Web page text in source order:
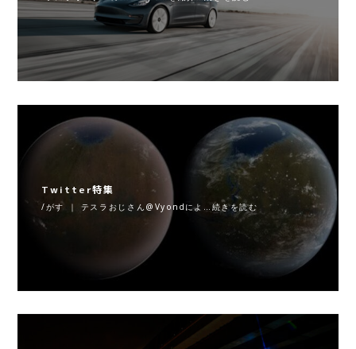
Twitter特集
/がす ｜ テスラおじさん@Vyondによ…続きを読む